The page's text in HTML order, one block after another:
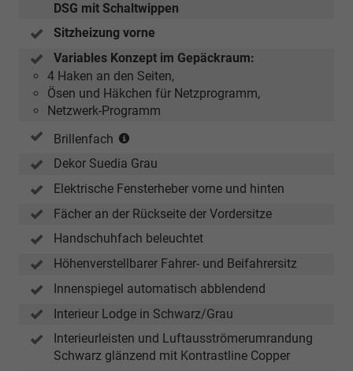
DSG mit Schaltwippen
Sitzheizung vorne
Variables Konzept im Gepäckraum:
4 Haken an den Seiten,
Ösen und Häkchen für Netzprogramm,
Netzwerk-Programm
Brillenfach
der
Wahl
Panoramadachs
Dekor Suedia Grau
Elektrische Fensterheber vorne und hinten
Fächer an der Rückseite der Vordersitze
Handschuhfach beleuchtet
Höhenverstellbarer Fahrer- und Beifahrersitz
Innenspiegel automatisch abblendend
Interieur Lodge in Schwarz/Grau
Interieurleisten und Luftausströmerumrandung
Schwarz glänzend mit Kontrastline Copper